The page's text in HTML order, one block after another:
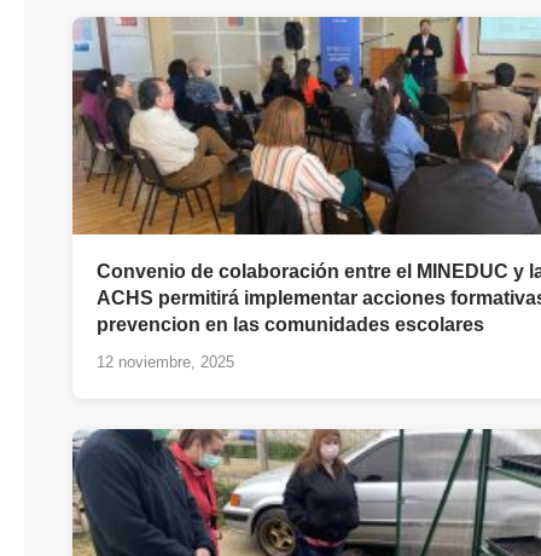
Convenio de colaboración entre el MINEDUC y
ACHS permitirá implementar acciones
prevencion en las comunidades escolares
12 noviembre, 2025